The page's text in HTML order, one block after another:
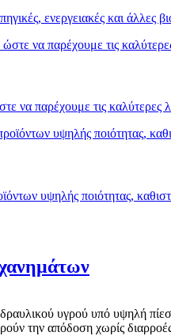
ενεργειακές και άλλες
να παρέχουμε τις καλύτερες
υψηλής ποιότητας,
υγρού υπό υψηλή
την απόδοση χωρίς